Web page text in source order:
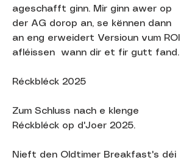
ageschafft ginn. Mir ginn awer op
der AG dorop an, se kënnen dann
an eng erweidert Versioun vum ROI
afléissen wann dir et fir gutt fand.
Réckbléck 2025
Zum Schluss nach e klenge
Réckbléck op d'Joer 2025.
Nieft den Oldtimer Breakfast's déi